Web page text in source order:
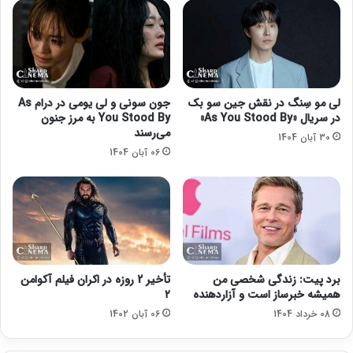
هی
ب
ش
ب
ی
د
ر
س
ا
ن
د
لی مو سِنگ در نقش جین سو بک
در سریال «As You Stood By»
30 آبان 1404
جون سونی و لی یو‌می در درام As
You Stood By به مرز جنون
می‌رسند
06 آبان 1404
برد پیت: زندگی شخصی من
همیشه خبرساز است و آزاردهنده
08 خرداد 1404
تأخیر 2 روزه در اکران فیلم آکوامن
۲
06 آبان 1402